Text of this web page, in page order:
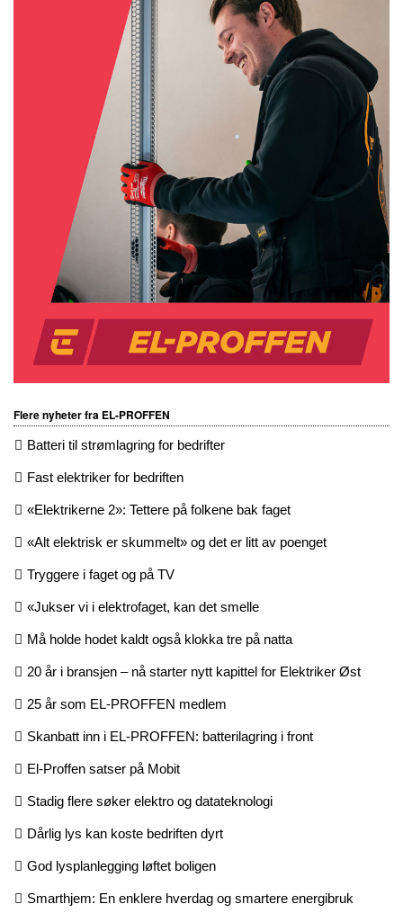
Flere nyheter fra EL-PROFFEN
Batteri til strømlagring for bedrifter
Fast elektriker for bedriften
«Elektrikerne 2»: Tettere på folkene bak faget
«Alt elektrisk er skummelt» og det er litt av poenget
Tryggere i faget og på TV
«Jukser vi i elektrofaget, kan det smelle
Må holde hodet kaldt også klokka tre på natta
20 år i bransjen – nå starter nytt kapittel for Elektriker Øst
25 år som EL-PROFFEN medlem
Skanbatt inn i EL-PROFFEN: batterilagring i front
El-Proffen satser på Mobit
Stadig flere søker elektro og datateknologi
Dårlig lys kan koste bedriften dyrt
God lysplanlegging løftet boligen
Smarthjem: En enklere hverdag og smartere energibruk